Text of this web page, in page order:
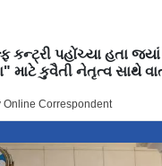
કન્ટ્રી પહોંચ્યા હતા
માટે કુવૈતી નેતૃત્વ સાથે
Online Correspondent